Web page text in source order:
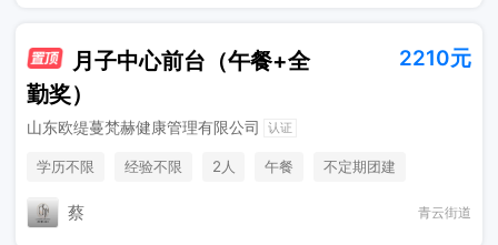
月子中心前台（午餐+全
勤奖）
2210元
山东欧缇蔓梵赫健康管理有限公司 认证
学历不限 经验不限 2人 午餐
不定期团建
蔡 青云街道